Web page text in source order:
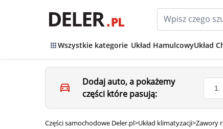
Wszystkie kategorie Układ HamulcowyUkład
Dodaj auto, a pokażemy
części które pasują:
Części samochodowe Deler.pl>Układ klimatyzacji>Zawory